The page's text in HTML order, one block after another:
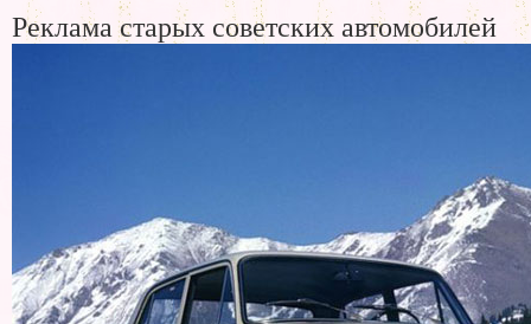
Реклама старых советских автомобилей